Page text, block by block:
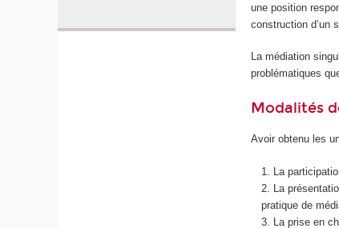
une position
construction d’un
La médiation
problématiques
Modalités
Avoir obtenu les
La
La
pratique de
La prise en